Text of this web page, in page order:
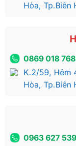
Hòa, Tp.Biên
0869 018 768
K.2/59, Hẻm
Hòa, Tp.Biên
0963 627 539